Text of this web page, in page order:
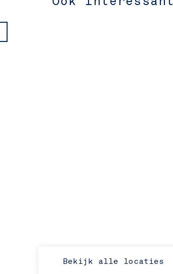
Bekijk alle locaties